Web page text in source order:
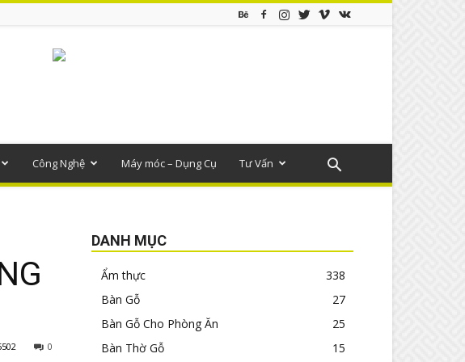
Công Nghệ Máy móc – Dụng Cụ Tư Vấn
0
DANH MỤC
Ẩm thực
338
Bàn Gỗ
27
Bàn Gỗ Cho Phòng Ăn
25
Bàn Thờ Gỗ
15